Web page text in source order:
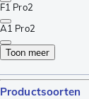
F1 Pro2
A1 Pro2
Toon meer
Productsoorten